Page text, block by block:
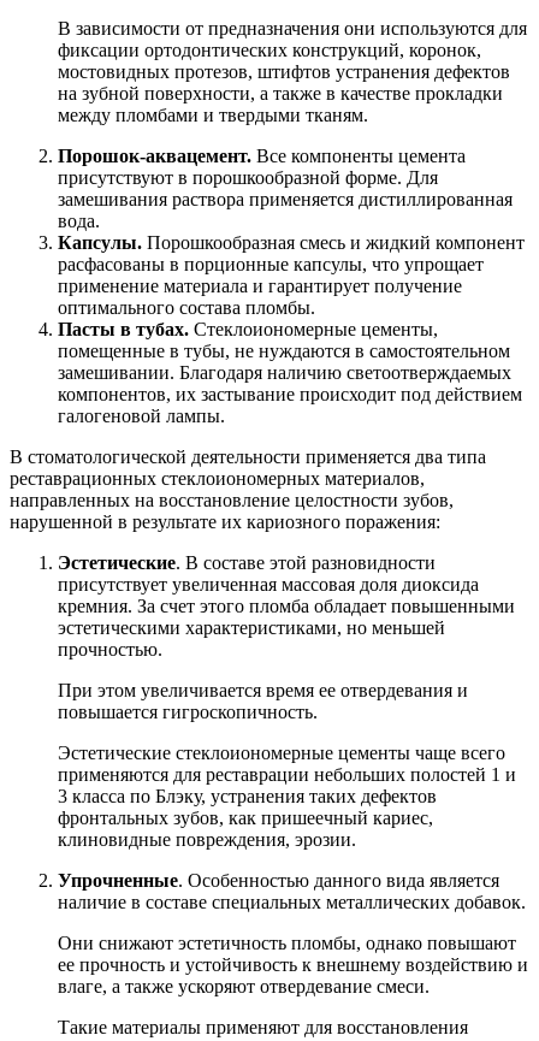
В зависимости от предназначения они используются для
фиксации ортодонтических конструкций, коронок,
мостовидных протезов, штифтов устранения дефектов
на зубной поверхности, а также в качестве прокладки
между пломбами и твердыми тканям.
Порошок-аквацемент. Все компоненты цемента
присутствуют в порошкообразной форме. Для
замешивания раствора применяется дистиллированная
вода.
Капсулы. Порошкообразная смесь и жидкий компонент
расфасованы в порционные капсулы, что упрощает
применение материала и гарантирует получение
оптимального состава пломбы.
Пасты в тубах. Стеклоиономерные цементы,
помещенные в тубы, не нуждаются в самостоятельном
замешивании. Благодаря наличию светоотверждаемых
компонентов, их застывание происходит под действием
галогеновой лампы.
В стоматологической деятельности применяется два типа
реставрационных стеклоиономерных материалов,
направленных на восстановление целостности зубов,
нарушенной в результате их кариозного поражения:
Эстетические. В составе этой разновидности
присутствует увеличенная массовая доля диоксида
кремния. За счет этого пломба обладает повышенными
эстетическими характеристиками, но меньшей
прочностью.
При этом увеличивается время ее отвердевания и
повышается гигроскопичность.
Эстетические стеклоиономерные цементы чаще всего
применяются для реставрации небольших полостей 1 и
3 класса по Блэку, устранения таких дефектов
фронтальных зубов, как пришеечный кариес,
клиновидные повреждения, эрозии.
Упрочненные. Особенностью данного вида является
наличие в составе специальных металлических добавок.
Они снижают эстетичность пломбы, однако повышают
ее прочность и устойчивость к внешнему воздействию и
влаге, а также ускоряют отвердевание смеси.
Такие материалы применяют для восстановления